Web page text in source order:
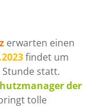
erwarten einen
findet um
statt.
der
tolle